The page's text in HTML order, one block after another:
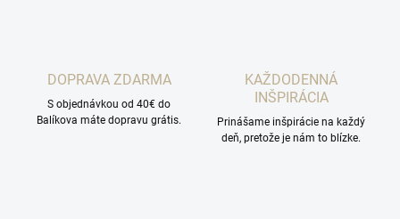
DOPRAVA ZDARMA
S objednávkou od 40€ do
Balíkova máte dopravu grátis.
KAŽDODENNÁ
INŠPIRÁCIA
Prinášame inšpirácie na každý
deň, pretože je nám to blízke.